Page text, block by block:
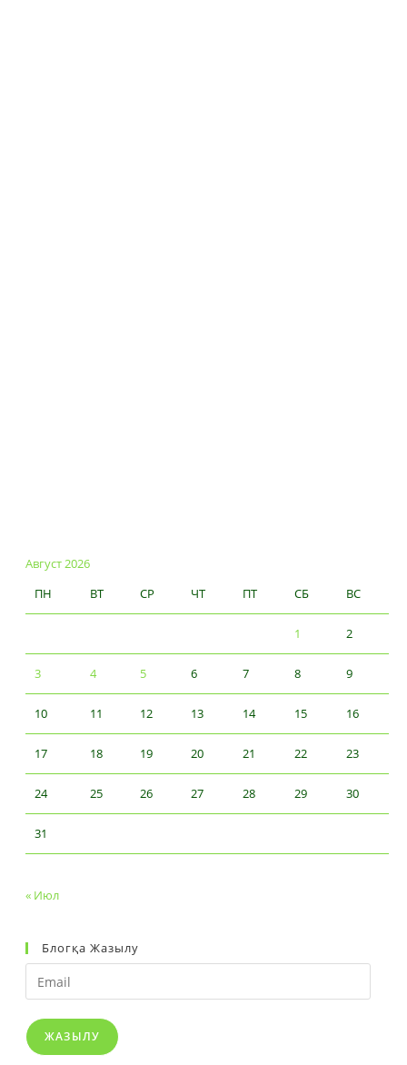
Август 2026
ПН
ВТ СР ЧТ ПТ СБ ВС
1 2
3 4 5 6 7 8 9
10 11 12 13 14 15 16
17 18 19 20 21 22 23
24 25 26 27 28 29 30
31
« Июл
Блогқа Жазылу
Email
ЖАЗЫЛУ